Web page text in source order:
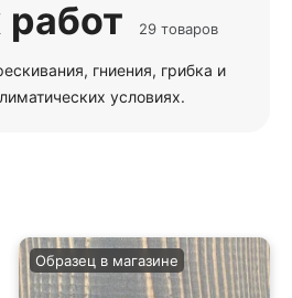
29 товаров
гниения, грибка и
условиях.
Образец в магазине